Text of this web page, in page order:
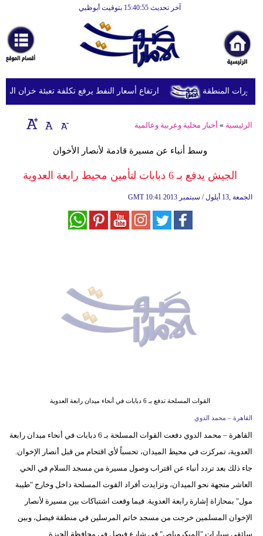
آخر تحديث 15:40:55 بتوقيت أبوظبي
أخبارعاجلة
رياضة
ثقافة
إقتصاد
إسلامية
علوم
وتكنولوجيا
ارتفاع أسعار النفط يرفع تكلفة تعبئة خزان الديزل في بريطانيا المنطقة
الرئيسية » أخبار محلية وعربية وعالمية
وسط أنباء عن مسيرة قادمة لأنصار الأخوان
الجيش يدفع بـ 6 دبابات لتأمين محيط رابعة العدوية
GMT 10:41 2013 الجمعة ,13 أيلول / سبتمبر
القوات المسلحة تدفع بـ 6 دبابات في أنحاء ميدان رابعة العدوية
القاهرة – محمد الدوي
القاهرة – محمد الدوي دفعت القوات المسلحة بـ 6 دبابات في أنحاء ميدان رابعة
العدوية، تمركزت في محيط الميدان، تحسباً لأي اقتحام من قبل أنصار الإخوان.
جاء ذلك بعد تردد أنباء عن اقتراب وصول مسيرة من مسجد السلام في الحي
العاشر متجهة نحو الميدان، وتزايدت أفراد القوت المسلحة داخل وخارج "طيبة
مول" بمحازاة إشارة رابعة العدوية. فيما وقعت اشتباكات بين مسيرة لأنصار
الإخوان المسلمين خرجت من مسجد خاتم المرسلين في منطقة فيصل، وبين
سائقي سيارات "الميكروباص" في شارع فيصل في محافظة الجيزة.